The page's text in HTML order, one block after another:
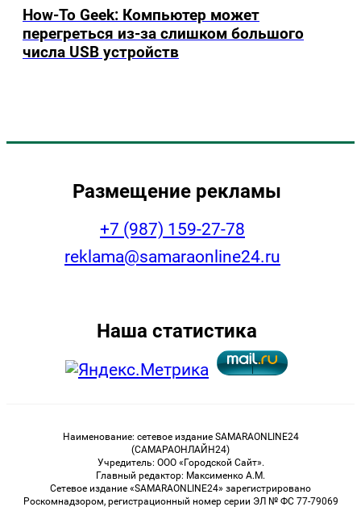
How-To Geek: Компьютер может
перегреться из-за слишком большого
числа USB устройств
Размещение рекламы
+7 (987) 159-27-78
reklama@samaraonline24.ru
Наша статистика
Наименование: сетевое издание SAMARAONLINE24
(САМАРАОНЛАЙН24)
Учредитель: ООО «Городской Сайт».
Главный редактор: Максименко А.М.
Сетевое издание «SAMARAONLINE24» зарегистрировано
Роскомнадзором, регистрационный номер серии ЭЛ № ФС 77-79069